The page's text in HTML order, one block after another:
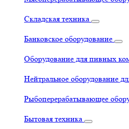
Складская техника
Банковское оборудование
Оборудование для пивных
Нейтральное оборудование
Рыбоперерабатывающее
Бытовая техника